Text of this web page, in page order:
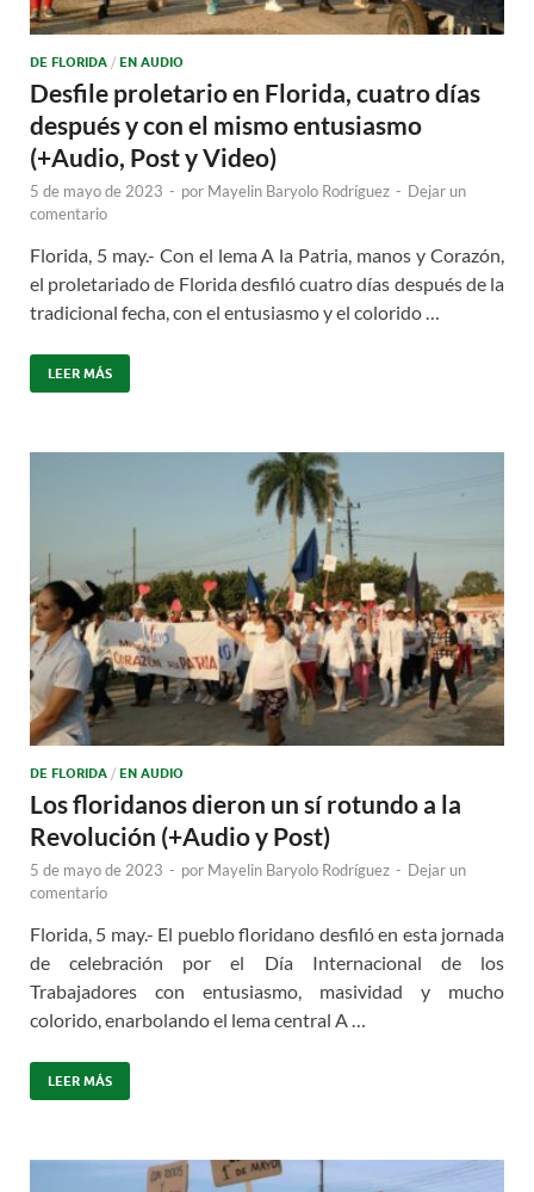
DE FLORIDA / EN AUDIO
Desfile proletario en Florida, cuatro días
después y con el mismo entusiasmo
(+Audio, Post y Video)
5 de mayo de 2023 - por Mayelin Baryolo Rodríguez - Dejar un
comentario
Florida, 5 may.- Con el lema A la Patria, manos y Corazón,
el proletariado de Florida desfiló cuatro días después de la
tradicional fecha, con el entusiasmo y el colorido …
LEER MÁS
DE FLORIDA / EN AUDIO
Los floridanos dieron un sí rotundo a la
Revolución (+Audio y Post)
5 de mayo de 2023 - por Mayelin Baryolo Rodríguez - Dejar un
comentario
Florida, 5 may.- El pueblo floridano desfiló en esta jornada
de celebración por el Día Internacional de los
Trabajadores con entusiasmo, masividad y mucho
colorido, enarbolando el lema central A …
LEER MÁS